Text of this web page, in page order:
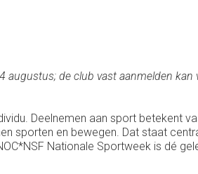
augustus; de club vast aanmelden kan
Deelnemen aan sport betekent
sporten en bewegen. Dat staat
Nationale Sportweek is dé